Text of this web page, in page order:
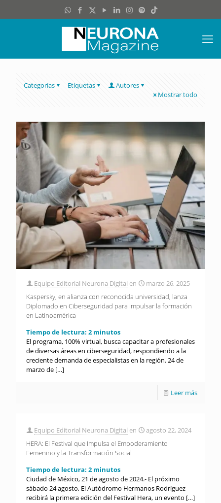
Categorías Etiquetas
Autores
Mostrar todo
Equipo Editorial Neurona Digital en
marzo 26, 2025
Kaspersky, en alianza con reconocida universidad, lanza
Diplomado en Ciberseguridad para impulsar la formación
en Latinoamérica
Tiempo de lectura: 2 minutos
El programa, 100% virtual, busca capacitar a profesionales
de diversas áreas en ciberseguridad, respondiendo a la
creciente demanda de especialistas en la región. 24 de
marzo de […]
Leer más
Equipo Editorial Neurona Digital en
agosto 22, 2024
HERA: El Festival que Impulsa el Empoderamiento
Femenino y la Transformación Social
Tiempo de lectura: 2 minutos
Ciudad de México, 21 de agosto de 2024.- El próximo
sábado 24 agosto, El Autódromo Hermanos Rodríguez
recibirá la primera edición del Festival Hera, un evento […]